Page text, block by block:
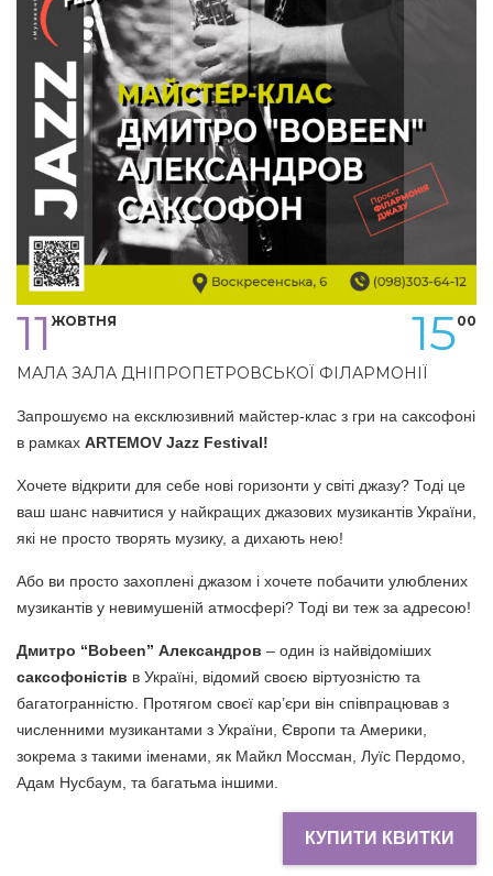
11 ЖОВТНЯ 00
15
МАЛА ЗАЛА ДНІПРОПЕТРОВСЬКОЇ ФІЛАРМОНІЇ
Запрошуємо на ексклюзивний майстер-клас з гри на саксофоні
в рамках ARTEMOV Jazz Festival!
Хочете відкрити для себе нові горизонти у світі джазу? Тоді це
ваш шанс навчитися у найкращих джазових музикантів України,
які не просто творять музику, а дихають нею!
Або ви просто захоплені джазом і хочете побачити улюблених
музикантів у невимушеній атмосфері? Тоді ви теж за адресою!
Дмитро “Bobeen” Александров – один із найвідоміших
саксофоністів в Україні, відомий своєю віртуозністю та
багатогранністю. Протягом своєї кар’єри він співпрацював з
численними музикантами з України, Європи та Америки,
зокрема з такими іменами, як Майкл Моссман, Луїс Пердомо,
Адам Нусбаум, та багатьма іншими.
КУПИТИ КВИТКИ